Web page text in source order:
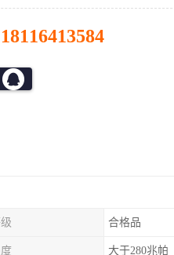
18116413584
合格品
大于280兆帕